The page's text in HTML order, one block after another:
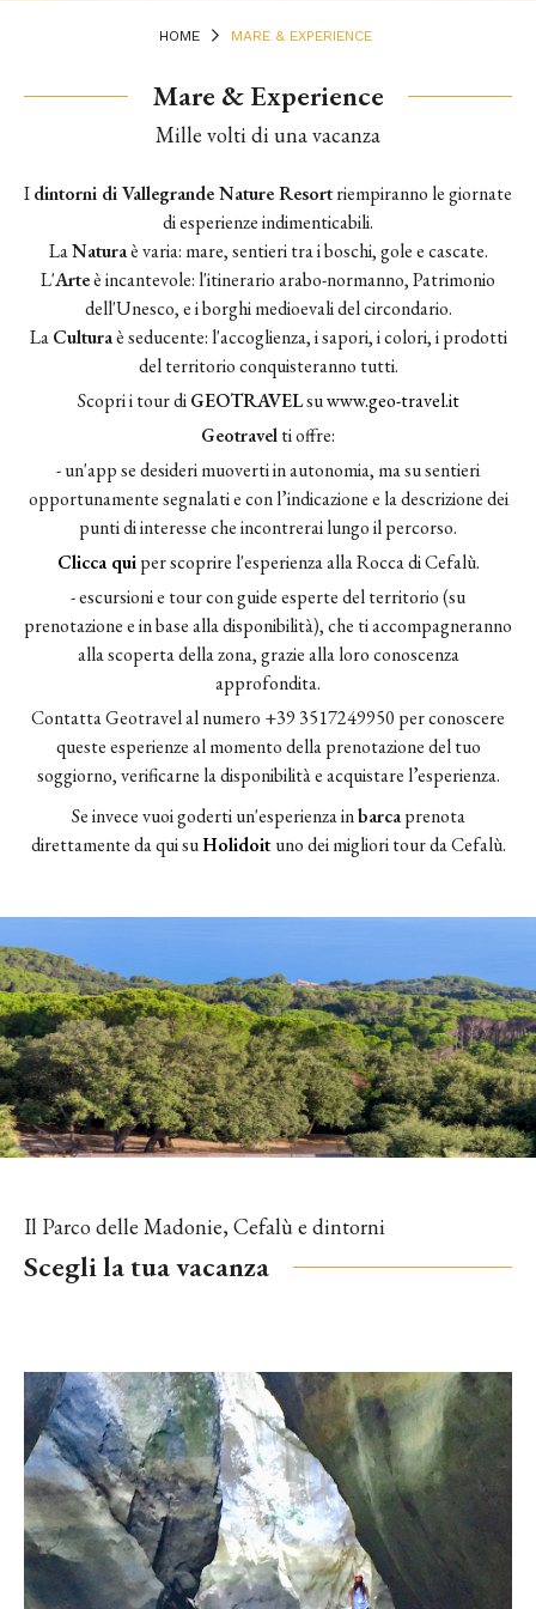
HOME MARE & EXPERIENCE
Mare & Experience
Mille volti di una vacanza
Idintorni di Vallegrande Nature Resortriempiranno le giornate
di esperienze indimenticabili.
LaNaturaè varia: mare, sentieri tra i boschi, gole e cascate.
L'Arteè incantevole: l'itinerario arabo-normanno, Patrimonio
dell'Unesco, e i borghi medioevali del circondario.
LaCulturaè seducente: l'accoglienza, i sapori, i colori, i prodotti
del territorio conquisteranno tutti.
Scopri i tour diGEOTRAVELsuwww.geo-travel.it
Geotravelti offre:
- un'app se desideri muoverti in autonomia, ma su sentieri
opportunamente segnalati e con l’indicazione e la descrizione dei
punti di interesse che incontrerai lungo il percorso.
Clicca qui per scoprire l'esperienza alla Rocca di Cefalù.
- escursioni e tour con guide esperte del territorio (su
prenotazione e in base alla disponibilità), che ti accompagneranno
alla scoperta della zona, grazie alla loro conoscenza
approfondita.
Contatta Geotravel al numero +39 3517249950 per conoscere
queste esperienze al momento della prenotazione del tuo
soggiorno, verificarne la disponibilità e acquistare l’esperienza.
Se invece vuoi goderti un'esperienza inbarcaprenota
direttamente da qui suHolidoit uno dei migliori tour da Cefalù.
Il Parco delle Madonie, Cefalù e dintorni
Scegli la tua vacanza